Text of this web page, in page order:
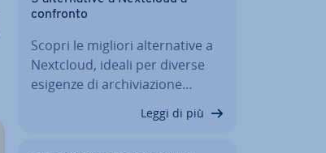
confronto
Scopri le migliori al­ter­na­ti­ve a
Nextcloud, ideali per diverse
esigenze di ar­chi­via­zio­ne…
Leggi di più